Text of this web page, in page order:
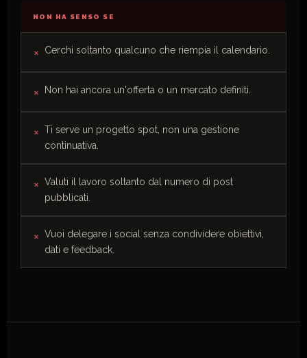
NON HA SENSO SE
Cerchi soltanto qualcuno che riempia il calendario.
Non hai ancora un'offerta o un mercato definiti.
Ti serve un progetto spot, non una gestione
continuativa.
Valuti il lavoro soltanto dal numero di post
pubblicati.
Vuoi delegare i social senza condividere obiettivi,
dati e feedback.